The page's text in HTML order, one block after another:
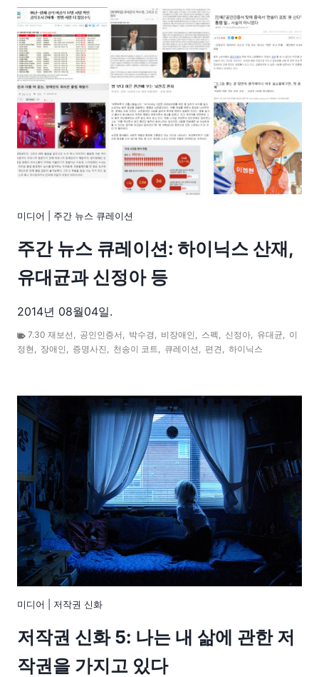
미디어 주간 뉴스 큐레이션
주간 뉴스 큐레이션: 하이닉스 산재,
유대균과 신정아 등
2014년 08월04일.
7.30 재보선 , 공인인증서 , 박수경 , 비장애인 , 스펙, 신정아, 유대균, 이
정현 , 장애인 , 증명사진 , 천송이 코트, 큐레이션 , 편견 , 하이닉스
미디어 저작권 신화
저작권 신화 5: 나는 내 삶에 관한 저
작권을 가지고 있다